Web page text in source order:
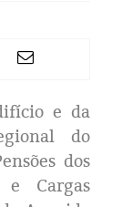
e da
do
dos
e Cargas